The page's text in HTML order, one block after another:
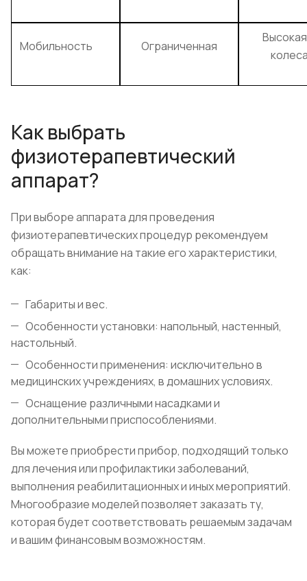
Мобильность Ограниченная
Как выбрать
физиотерапевтический
аппарат?
При выборе аппарата для проведения
физиотерапевтических процедур рекомендуем
обращать внимание на такие его характеристики,
как:
Габариты и вес.
Особенности установки: напольный, настенный,
настольный.
Особенности применения: исключительно в
медицинских учреждениях, в домашних условиях.
Оснащение различными насадками и
дополнительными приспособлениями.
Вы можете приобрести прибор, подходящий только
для лечения или профилактики заболеваний,
выполнения реабилитационных и иных мероприятий.
Многообразие моделей позволяет заказать ту,
которая будет соответствовать решаемым задачам
и вашим финансовым возможностям.